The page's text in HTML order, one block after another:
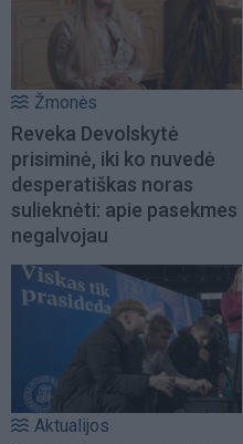
Žmonės
Reveka Devolskytė
prisiminė, iki ko nuvedė
desperatiškas noras
sulieknėti: apie pasekmes
negalvojau
Aktualijos